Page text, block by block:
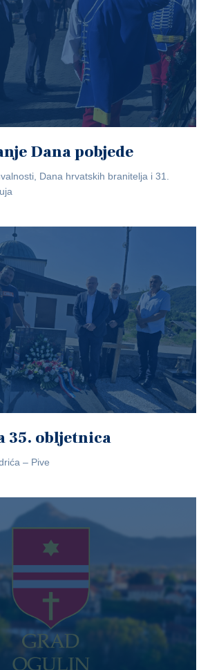
Dana pobjede
Dana hrvatskih branitelja i 31.
35. obljetnica
– Pive